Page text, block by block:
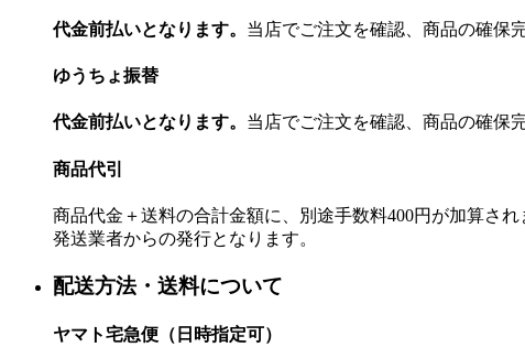
代金前払いとなります。 当店でご注文を確認、商品の確保
ゆうちょ振替
代金前払いとなります。 当店でご注文を確認、商品の確保
商品代引
商品代金＋送料の合計金額に、別途手数料400円が加算さ
発送業者からの発行となります。
配送方法・送料について
ヤマト宅急便（日時指定可）